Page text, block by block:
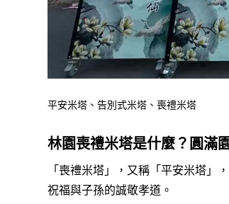
平安米塔、告別式米塔、喪禮米塔
林園喪禮米塔是什麼？圓滿
「喪禮米塔」，又稱「平安米塔」
祝福與子孫的誠敬孝道。